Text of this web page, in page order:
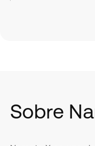
Sobre